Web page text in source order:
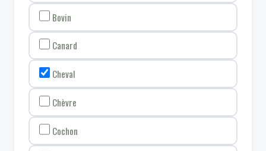
Bovin
Canard
Cheval
Chèvre
Cochon